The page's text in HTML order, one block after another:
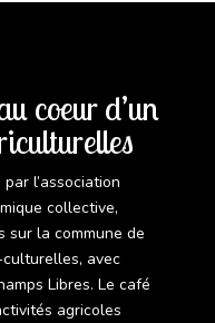
coeur d’un
l’association
collective,
sur la commune de
avec
Libres. Le café
agricoles